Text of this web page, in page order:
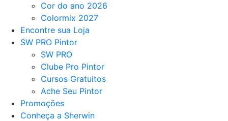
Cor do ano 2026
Colormix 2027
Encontre sua Loja
SW PRO Pintor
SW PRO
Clube Pro Pintor
Cursos Gratuitos
Ache Seu Pintor
Promoções
Conheça a Sherwin